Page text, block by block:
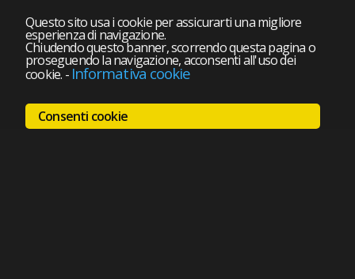
Questo sito usa i cookie per assicurarti una migliore
esperienza di navigazione.
Chiudendo questo banner, scorrendo questa pagina o
proseguendo la navigazione, acconsenti all'uso dei
cookie. - Informativa cookie
Consenti cookie